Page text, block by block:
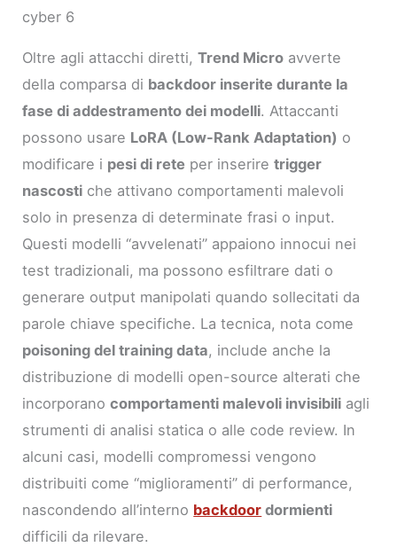
cyber 6
Oltre agli attacchi diretti,Trend Micro avverte
della comparsa di backdoor inserite durante la
fase di addestramento dei modelli. Attaccanti
possono usare LoRA (Low-Rank Adaptation) o
modificare i pesi di rete per inseriretrigger
nascosti che attivano comportamenti malevoli
solo in presenza di determinate frasi o input.
Questi modelli “avvelenati” appaiono innocui nei
test tradizionali, ma possono esfiltrare dati o
generare output manipolati quando sollecitati da
parole chiave specifiche. La tecnica, nota come
poisoning del training data, include anche la
distribuzione di modelli open-source alterati che
incorporanocomportamenti malevoli invisibili agli
strumenti di analisi statica o alle code review. In
alcuni casi, modelli compromessi vengono
distribuiti come “miglioramenti” di performance,
nascondendo all’interno backdoor dormienti
difficili da rilevare.